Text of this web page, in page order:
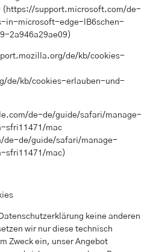
( https://support.microsoft.com/de-
in-microsoft-edge-lB6schen-
2a946a29ae09 )
de/kb/cookies-
de/kb/cookies-erlauben-und-
de-de/guide/safari/manage-
sfri11471/mac
de-de/guide/safari/manage-
sfri11471/mac)
keine anderen
wir nur diese technisch
Zweck ein, unser Angebot